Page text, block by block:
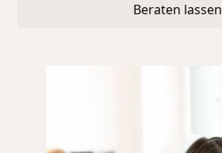
Beraten lassen